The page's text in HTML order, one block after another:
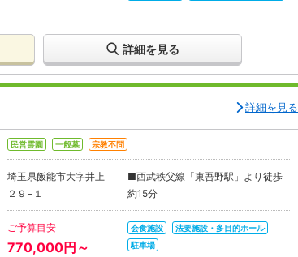
詳細を見る
詳細を見る
民営霊園 一般墓 宗教不問
埼玉県飯能市大字井上
２９−１‎
■西武秩父線「東吾野駅」より徒歩
約15分
ご予算目安
770,000円～
会食施設
法要施設・多目的ホール
駐車場